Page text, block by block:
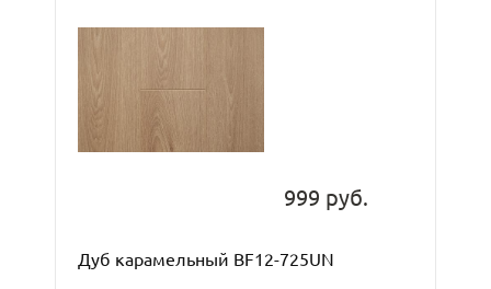
999 руб.
Дуб карамельный BF12-725UN